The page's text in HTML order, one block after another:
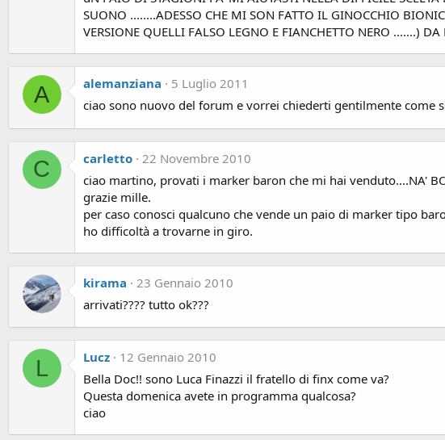
SUONO ........ADESSO CHE MI SON FATTO IL GINOCCHIO
VERSIONE QUELLI FALSO LEGNO E FIANCHETTO NERO .......)
A alemanziana
5 Luglio 2011
ciao sono nuovo del forum e vorrei chiederti gentilmente come
C carletto
22 Novembre 2010
ciao martino, provati i marker baron che mi hai venduto....NA'
grazie mille.
per caso conosci qualcuno che vende un paio di marker tipo
ho difficoltà a trovarne in giro.
kirama
23 Gennaio 2010
arrivati???? tutto ok???
L Lucz
12 Gennaio 2010
Bella Doc!! sono Luca Finazzi il fratello di finx come va?
Questa domenica avete in programma qualcosa?
ciao